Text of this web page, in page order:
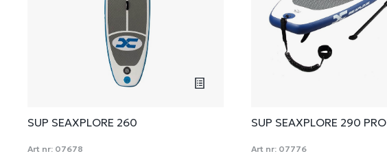
SUP SEAXPLORE 260
Art nr: 07678
SUP SEAXPLORE 290 PRO
Art nr: 07776